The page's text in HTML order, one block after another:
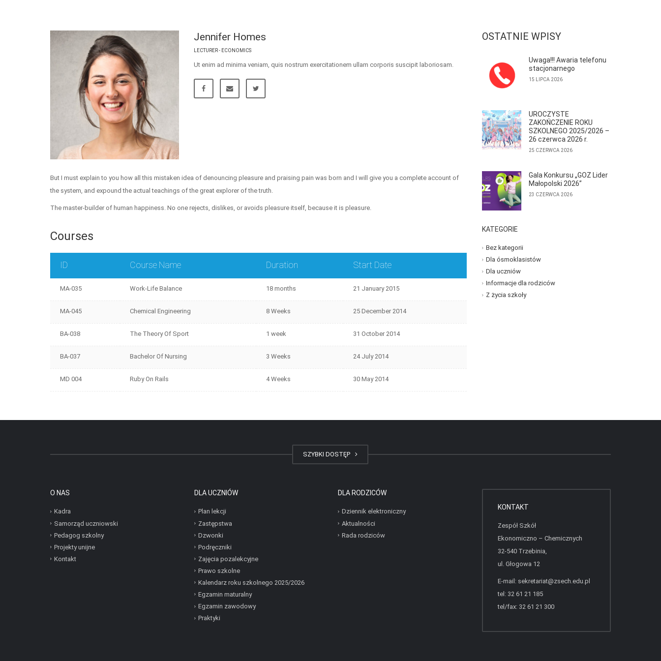
Jennifer Homes
LECTURER - ECONOMICS
Ut enim ad minima veniam, quis nostrum exercitationem ullam corporis suscipit laboriosam.
But I must explain to you how all this mistaken idea of denouncing pleasure and praising pain was born and I will give you a complete account of
the system, and expound the actual teachings of the great explorer of the truth.
The master-builder of human happiness. No one rejects, dislikes, or avoids pleasure itself, because it is pleasure.
Courses
ID Course Name Duration Start Date
MA-035 Work-Life Balance 18 months 21 January 2015
MA-045 Chemical Engineering 8 Weeks 25 December 2014
BA-038 The Theory Of Sport 1 week 31 October 2014
BA-037 Bachelor Of Nursing 3 Weeks 24 July 2014
MD 004 Ruby On Rails 4 Weeks 30 May 2014
OSTATNIE WPISY
Uwaga!!! Awaria telefonu
stacjonarnego
15 LIPCA 2026
UROCZYSTE
ZAKOŃCZENIE ROKU
SZKOLNEGO 2025/2026 –
26 czerwca 2026 r.
25 CZERWCA 2026
Gala Konkursu „GOZ Lider
Małopolski 2026”
23 CZERWCA 2026
KATEGORIE
Bez kategorii
Dla ósmoklasistów
Dla uczniów
Informacje dla rodziców
Z życia szkoły
SZYBKI DOSTĘP
O NAS
Kadra
Samorząd uczniowski
Pedagog szkolny
Projekty unijne
Kontakt
DLA UCZNIÓW
Plan lekcji
Zastępstwa
Dzwonki
Podręczniki
Zajęcia pozalekcyjne
Prawo szkolne
Kalendarz roku szkolnego 2025/2026
Egzamin maturalny
Egzamin zawodowy
Praktyki
DLA RODZICÓW
Dziennik elektroniczny
Aktualności
Rada rodziców
KONTAKT
Zespół Szkół
Ekonomiczno – Chemicznych
32-540 Trzebinia,
ul. Głogowa 12
E-mail: sekretariat@zsech.edu.pl
tel: 32 61 21 185
tel/fax: 32 61 21 300